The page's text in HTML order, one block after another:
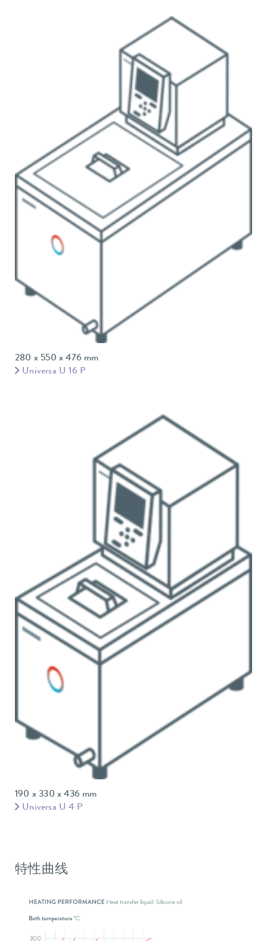
280 x 550 x 476 mm
Universa U 16 P
190 x 330 x 436 mm
Universa U 4 P
特性曲线